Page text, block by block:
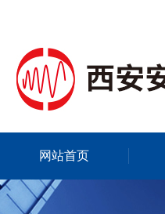
网站首页